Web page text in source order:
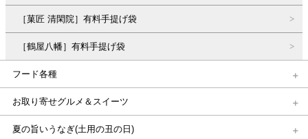
［菓匠 清閑院］有料手提げ袋
［鶴屋八幡］有料手提げ袋
フード各種
お取り寄せグルメ＆スイーツ
夏の旨いうなぎ(土用の丑の日)